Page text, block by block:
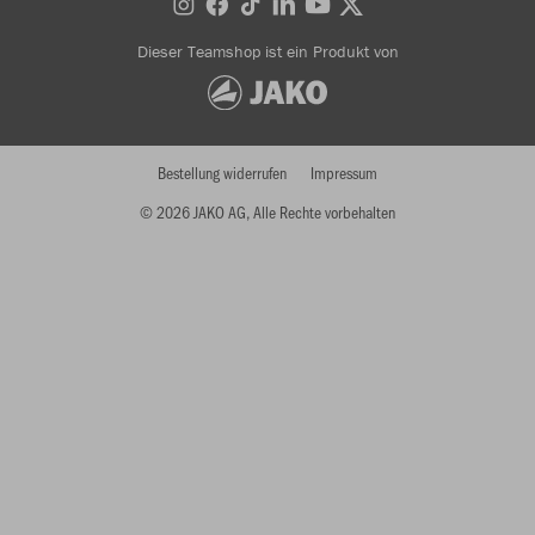
Dieser Teamshop ist ein Produkt von
© 2026 JAKO AG, Alle Rechte vorbehalten
Bestellung widerrufen Impressum